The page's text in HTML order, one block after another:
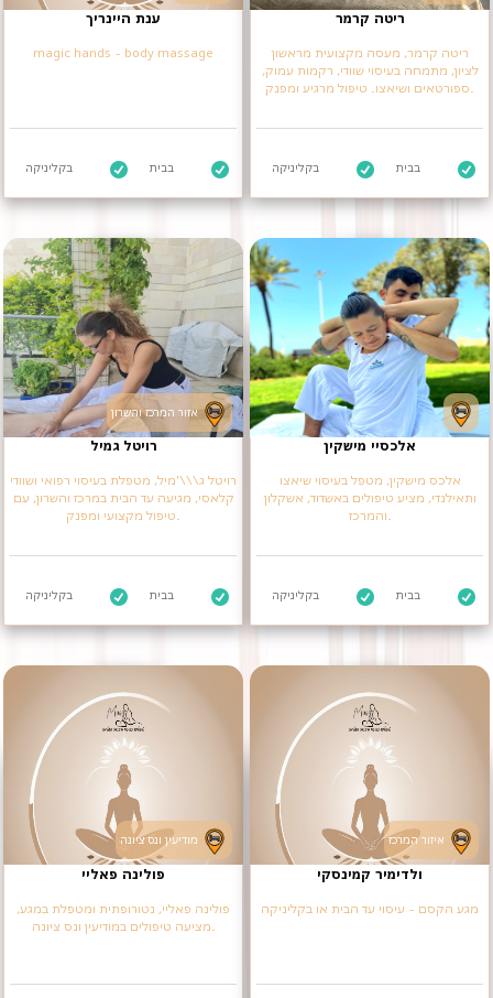
ענת היינריך
magic hands - body massage
בקליניקה בבית
ריטה קרמר
ריטה קרמר, מעסה מקצועית מראשון
לציון, מתמחה בעיסוי שוודי, רקמות עמוק,
בקליניקה בבית
אזור המרכז והשרון
רויטל גמיל
רויטל ג\\\'מיל, מטפלת בעיסוי רפואי ושוודי
קלאסי, מגיעה עד הבית במרכז והשרון, עם
בקליניקה בבית
אלכסיי מישקין
אלכס מישקין, מטפל בעיסוי שיאצו
ותאילנדי, מציע טיפולים באשדוד, אשקלון
בקליניקה בבית
פולינה פאליי
פולינה פאליי, נטורופתית ומטפלת במגע,
ולדימיר קמינסקי
מגע הקסם - עיסוי עד הבית או בקליניקה